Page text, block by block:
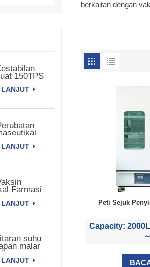
150TPS
LANJUT
LANJUT
Farmasi
LANJUT
suhu
malar
LANJUT
berkaitan dengan
Peti Sejuk
Capacity: